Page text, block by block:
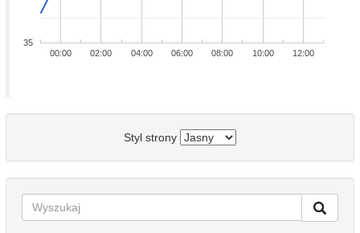
00:00 02:00 04:00 06:00 08:00 10:00 12:00
35
Styl strony